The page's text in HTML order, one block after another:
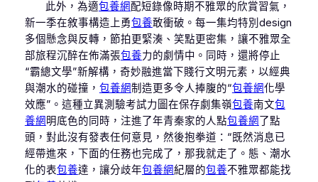
此外，為適包養網配短錄像時期不雅眾的欣賞習氣，
新一季在敘事構造上勇包養敢衝破。每一集均特別design
多個懸念與反轉，節拍更緊湊、笑點更密集，讓不雅眾全
部旅程沉醉在佈滿張包養力的劇情中。同時，還將停止
“霸總文學”新解構，奇妙融進當下賤行文明元素，以經典
與潮水的碰撞， 包養網制造更多令人捧腹的“包養網化學
效應”。這種立異測驗考試力圖在保存劇集嶺包養南文包
養網明底色的同時，注進了年青秦家的人點包養網了點
頭，對此沒有發表任何意見，然後抱拳道：“既然消息已
經帶進來，下面的任務也完成了，那我就走了。態、潮水
化的表包養達，讓分歧年包養網紀層的包養不雅眾都能找